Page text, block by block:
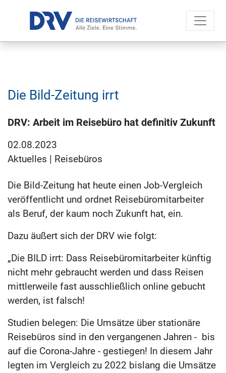
Die Bild-Zeitung irrt
DRV: Arbeit im Reisebüro hat definitiv Zukunft
02.08.2023
Aktuelles | Reisebüros
Die Bild-Zeitung hat heute einen Job-Vergleich
veröffentlicht und ordnet Reisebüromitarbeiter
als Beruf, der kaum noch Zukunft hat, ein.
Dazu äußert sich der DRV wie folgt:
„Die BILD irrt: Dass Reisebüromitarbeiter künftig
nicht mehr gebraucht werden und dass Reisen
mittlerweile fast ausschließlich online gebucht
werden, ist falsch!
Studien belegen: Die Umsätze über stationäre
Reisebüros sind in den vergangenen Jahren - bis
auf die Corona-Jahre - gestiegen! In diesem Jahr
legten im Vergleich zu 2022 bislang die Umsätze